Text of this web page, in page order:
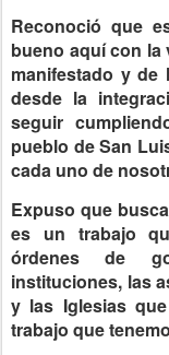
Reconoció que
bueno aquí con
manifestado y de
desde la
seguir
pueblo de San
cada uno de
Expuso que
es un trabajo
órdenes de
instituciones, las
y las Iglesias
trabajo que